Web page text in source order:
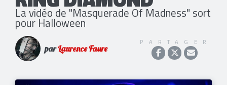
La vidéo de "Masquerade Of Madness" sort
pour Halloween
parLaurence Faure
PARTAGER